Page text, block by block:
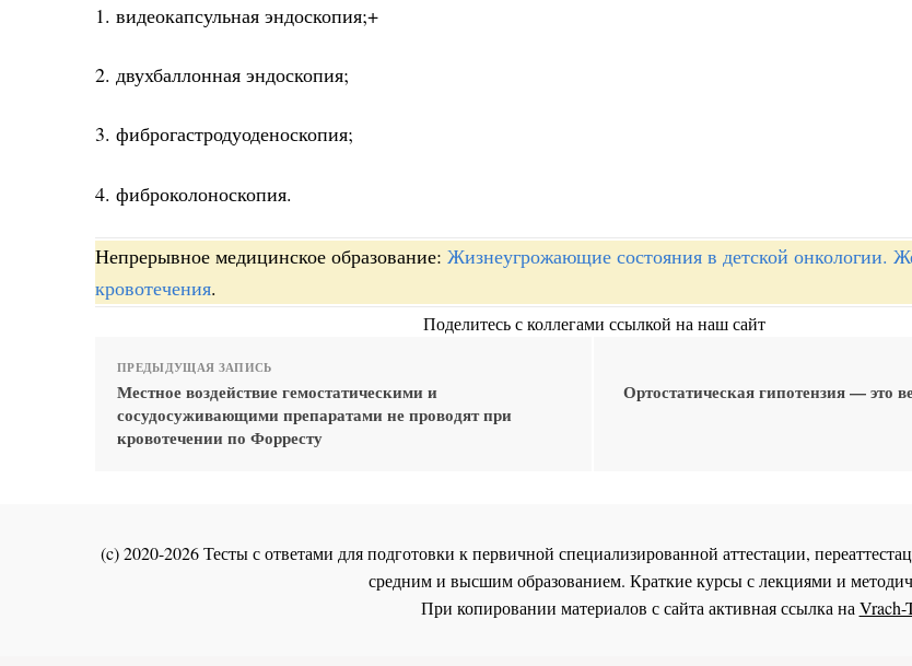
1. видеокапсульная эндоскопия;+
2. двухбаллонная эндоскопия;
3. фиброгастродуоденоскопия;
4. фиброколоноскопия.
Непрерывное медицинское образование: Жизнеугрожающие состояния в детской онкологии.
кровотечения.
Поделитесь с коллегами ссылкой на наш сайт
ПРЕДЫДУЩАЯ ЗАПИСЬ
Местное воздействие гемостатическими и
сосудосуживающими препаратами не проводят при
кровотечении по Форресту
Ортостатическая гипотензия — это
(c) 2020-2026 Тесты с ответами для подготовки к первичной специализированной аттестации,
средним и высшим образованием. Краткие курсы с лекциями и
При копировании материалов с сайта активная ссылка наVrach-